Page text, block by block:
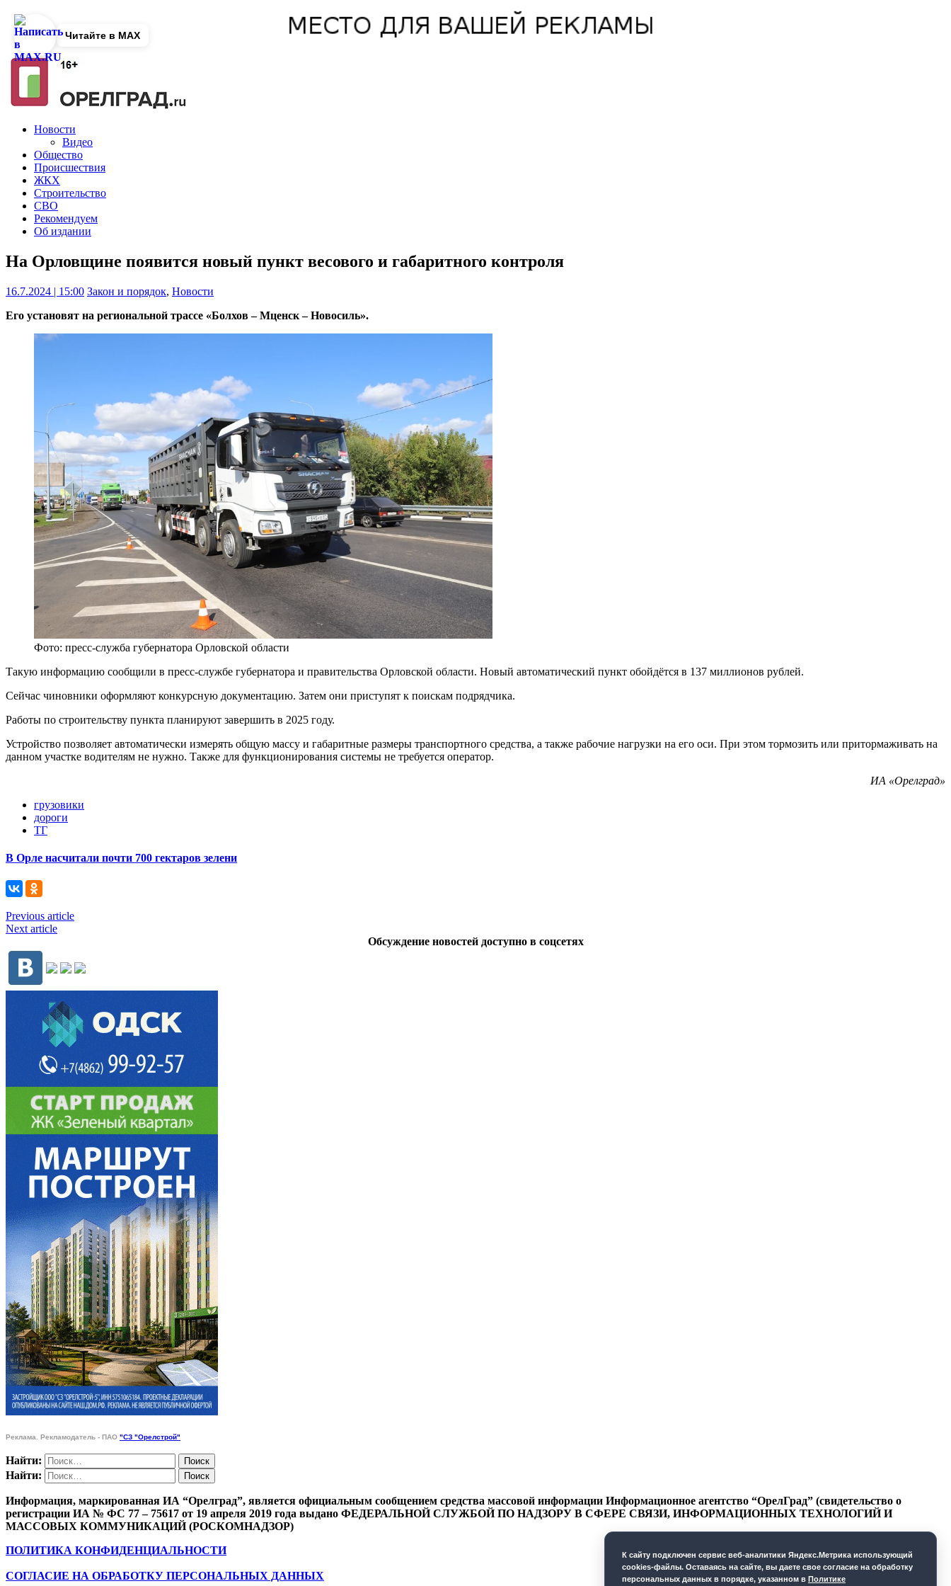
Новости
Видео
Общество
Происшествия
ЖКХ
Строительство
СВО
Рекомендуем
Об издании
На Орловщине появится новый пункт весового и габаритного контроля
16.7.2024 | 15:00 Закон и порядок, Новости
Его установят на региональной трассе «Болхов – Мценск – Новосиль».
Фото: пресс-служба губернатора Орловской области
Такую информацию сообщили в пресс-службе губернатора и правительства Орловской области. Новый автоматический пункт обойдётся в 137 миллионов рублей.
Сейчас чиновники оформляют конкурсную документацию. Затем они приступят к поискам подрядчика.
Работы по строительству пункта планируют завершить в 2025 году.
Устройство позволяет автоматически измерять общую массу и габаритные размеры транспортного средства, а также рабочие нагрузки на его оси. При этом тормозить или притормаживать на
данном участке водителям не нужно. Также для функционирования системы не требуется оператор.
ИА «Орелград»
грузовики
дороги
ТГ
В Орле насчитали почти 700 гектаров зелени
Previous article
Next article
Обсуждение новостей доступно в соцсетях
Реклама. Рекламодатель - ПАО "СЗ "Орелстрой"
Найти:
Найти:
Информация, маркированная ИА “Орелград”, является официальным сообщением средства массовой информации Информационное агентство “ОрелГрад” (свидетельство о
регистрации ИА № ФС 77 – 75617 от 19 апреля 2019 года выдано ФЕДЕРАЛЬНОЙ СЛУЖБОЙ ПО НАДЗОРУ В СФЕРЕ СВЯЗИ, ИНФОРМАЦИОННЫХ ТЕХНОЛОГИЙ И
МАССОВЫХ КОММУНИКАЦИЙ (РОСКОМНАДЗОР)
ПОЛИТИКА КОНФИДЕНЦИАЛЬНОСТИ
СОГЛАСИЕ НА ОБРАБОТКУ ПЕРСОНАЛЬНЫХ ДАННЫХ
Читайте в MAX
К cайту подключен сервис веб-аналитики Яндекс.Метрика использующий
cookies-файлы. Оставаясь на сайте, вы даете свое согласие на обработку
персональных данных в порядке, указанном в Политике